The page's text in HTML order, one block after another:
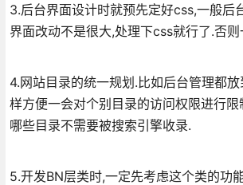
3.后台界面设计时就预先定好css,一般后
界面改动不是很大,处理下css就行了.否
4.网站目录的统一规划.比如后台管理都
样方便一会对个别目录的访问权限进行
哪些目录不需要被搜索引擎收录.
5.开发BN层类时,一定先考虑这个类的功